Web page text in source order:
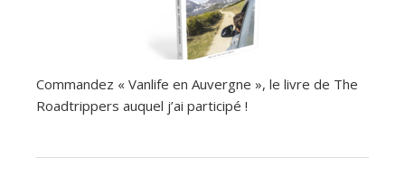
Commandez « Vanlife en Auvergne », le livre de The
Roadtrippers auquel j’ai participé !